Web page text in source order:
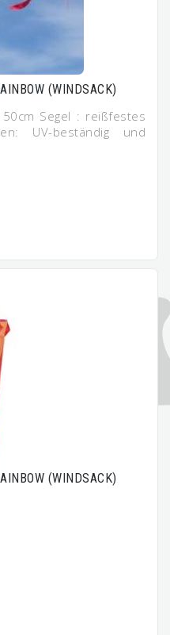
(WINDSACK)
Segel : reißfestes
UV-beständig und
(WINDSACK)